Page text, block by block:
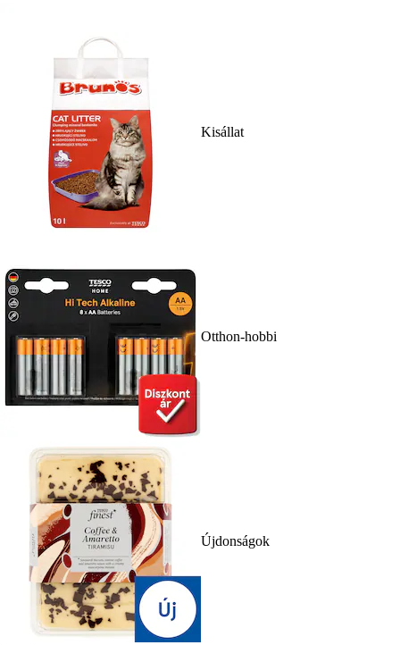
Kisállat
Otthon-hobbi
Újdonságok